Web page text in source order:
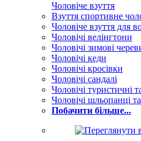
Чоловіче взуття
Взуття спортивне
Чоловіче взуття для
Чоловічі велінгтони
Чоловічі зимові
Чоловічі кеди
Чоловічі кросівки
Чоловічі сандалі
Чоловічі туристичні
Чоловічі шльопанці
Побачити більше...